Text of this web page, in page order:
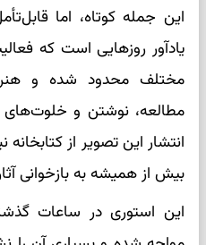
این جمله کوتاه، اما
یادآور روزهایی است که
مختلف محدود شده و
مطالعه، نوشتن و
انتشار این تصویر از
بیش از همیشه به بازخوانی
این استوری در ساعات